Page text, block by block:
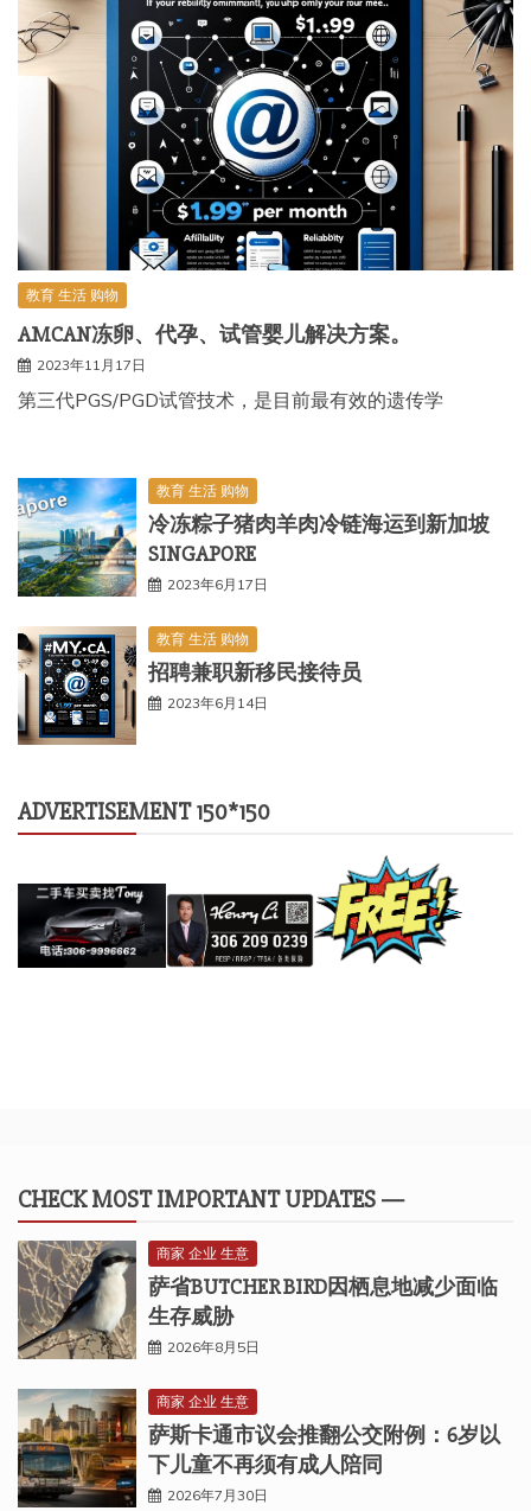
教育 生活 购物
AMCAN冻卵、代孕、试管婴儿解决方案。
2023年11月17日
第三代PGS/PGD试管技术，是目前最有效的遗传学
教育 生活 购物
冷冻粽子猪肉羊肉冷链海运到新加坡
SINGAPORE
2023年6月17日
教育 生活 购物
招聘兼职新移民接待员
2023年6月14日
ADVERTISEMENT 150*150
CHECK MOST IMPORTANT UPDATES —
商家 企业 生意
萨省BUTCHER BIRD因栖息地减少面临
生存威胁
2026年8月5日
商家 企业 生意
萨斯卡通市议会推翻公交附例：6岁以
下儿童不再须有成人陪同
2026年7月30日